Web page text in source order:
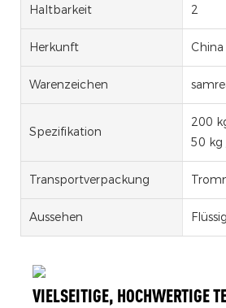
Haltbarkeit 2
Herkunft China
Warenzeichen
Spezifikation
200
50 kg
Transportverpackung
Aussehen
VIELSEITIGE, HOCHWERTIGE